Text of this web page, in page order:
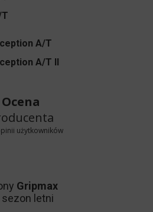
A/T
A/T II
Ocena
użytkowników
Gripmax
sezon letni